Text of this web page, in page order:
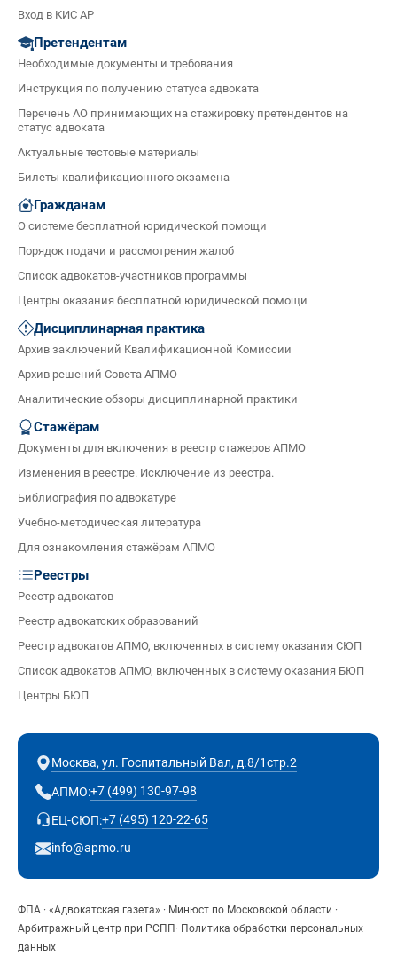
Вход в КИС АР
Претендентам
Необходимые документы и требования
Инструкция по получению статуса адвоката
Перечень АО принимающих на стажировку претендентов на
статус адвоката
Актуальные тестовые материалы
Билеты квалификационного экзамена
Гражданам
О системе бесплатной юридической помощи
Порядок подачи и рассмотрения жалоб
Список адвокатов-участников программы
Центры оказания бесплатной юридической помощи
Дисциплинарная практика
Архив заключений Квалификационной Комиссии
Архив решений Совета АПМО
Аналитические обзоры дисциплинарной практики
Стажёрам
Документы для включения в реестр стажеров АПМО
Изменения в реестре. Исключение из реестра.
Библиография по адвокатуре
Учебно-методическая литература
Для ознакомления стажёрам АПМО
Реестры
Реестр адвокатов
Реестр адвокатских образований
Реестр адвокатов АПМО, включенных в систему оказания СЮП
Список адвокатов АПМО, включенных в систему оказания БЮП
Центры БЮП
Москва, ул. Госпитальный Вал, д.8/1стр.2
АПМО:+7 (499) 130-97-98
ЕЦ-СЮП:+7 (495) 120-22-65
info@apmo.ru
ФПА · «Адвокатская газета» · Минюст по Московской области ·
Арбитражный центр при РСПП · Политика обработки персональных
данных